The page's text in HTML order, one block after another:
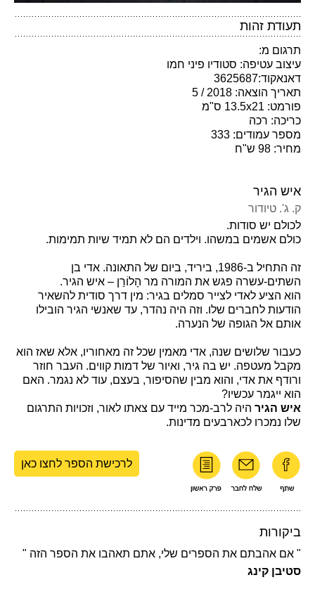
תעודת זהות
תרגום מ:
עיצוב עטיפה: סטודיו פיני חמו
דאנאקוד:3625687
תאריך הוצאה: 2018 / 5
פורמט: 13.5x21 ס"מ
כריכה: רכה
מספר עמודים: 333
מחיר: 98 ש"ח
איש הגיר
ק. ג'. טיודור
לכולם יש סודות.
כולם אשמים במשהו. וילדים הם לא תמיד שיות תמימות.
זה התחיל ב-1986, ביריד, ביום של התאונה. אדי בן
השתים-עשרה פגש את המורה מר הָלוֹרַן – איש הגיר.
הוא הציע לאדי לצייר סמלים בגיר: מין דרך סודית להשאיר
הודעות לחברים שלו. וזה היה נהדר, עד שאנשי הגיר הובילו
אותם אל הגופה של הנערה.
כעבור שלושים שנה, אדי מאמין שכל זה מאחוריו, אלא שאז הוא
מקבל מעטפה. יש בה גיר, ואיור של דמות קווים. העבר חוזר
ורודף את אדי, והוא מבין שהסיפור, בעצם, עוד לא נגמר. האם
הוא ייגמר עכשיו?
איש הגיר היה לרב-מכר מייד עם צאתו לאור, וזכויות התרגום
שלו נמכרו לכארבעים מדינות.
לרכישת הספר לחצו כאן
ביקורות
" אם אהבתם את הספרים שלי, אתם תאהבו את הספר הזה "
סטיבן קינג